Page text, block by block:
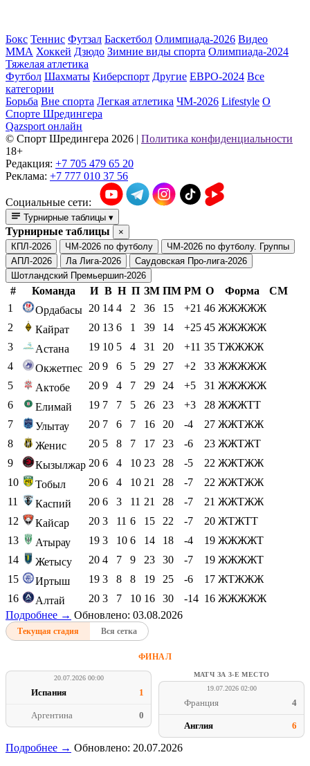
Бокс Теннис Футзал Баскетбол Олимпиада-2026 Видео
ММА Хоккей Дзюдо Зимние виды спорта Олимпиада-2024
Тяжелая атлетика
Футбол Шахматы Киберспорт Другие ЕВРО-2024 Все
категории
Борьба Вне спорта Легкая атлетика ЧМ-2026 Lifestyle О
Спорте Шредингера
Qazsport онлайн
© Cпорт Шредингера 2026 | Политика конфиденциальности
18+
Редакция: +7 705 479 65 20
Реклама: +7 777 010 37 56
Социальные сети:
Турнирные таблицы ▾
Турнирные таблицы
×
КПЛ-2026
ЧМ-2026 по футболу
ЧМ-2026 по футболу. Группы
АПЛ-2026
Ла Лига-2026
Саудовская Про-лига-2026
Шотландский Премьершип-2026
# Команда И В Н П ЗМ ПМ РМ О Форма
СМ
1
Ордабасы 20 14 4 2 36 15 +21 46 ЖЖЖЖЖ
2
Кайрат 20 13 6 1 39 14 +25 45 ЖЖЖЖЖ
3
Астана 19 10 5 4 31 20 +11 35 ТЖЖЖЖ
4
Окжетпес 20 9 6 5 29 27 +2 33 ЖЖЖЖЖ
5
Актобе 20 9 4 7 29 24 +5 31 ЖЖЖЖЖ
6
Елимай 19 7 7 5 26 23 +3 28 ЖЖЖТТ
7
Улытау 20 7 6 7 16 20 -4 27 ЖЖТЖЖ
8
Женис 20 5 8 7 17 23 -6 23 ЖЖТЖТ
9
Кызылжар 20 6 4 10 23 28 -5 22 ЖЖТЖЖ
10
Тобыл 20 6 4 10 21 28 -7 22 ЖЖТЖЖ
11
Каспий 20 6 3 11 21 28 -7 21 ЖЖТЖЖ
12
Кайсар 20 3 11 6 15 22 -7 20 ЖТЖТТ
13
Атырау 19 3 10 6 14 18 -4 19 ЖЖЖЖТ
14
Жетысу 20 4 7 9 23 30 -7 19 ЖЖЖЖТ
15
Иртыш 19 3 8 8 19 25 -6 17 ЖТЖЖЖ
16
Алтай 20 3 7 10 16 30 -14 16 ЖЖЖЖЖ
Подробнее → Обновлено: 03.08.2026
Текущая стадия Вся сетка
ФИНАЛ
20.07.2026 00:00
Испания 1
Аргентина 0
МАТЧ ЗА 3-Е МЕСТО
19.07.2026 02:00
Франция 4
Англия 6
Подробнее → Обновлено: 20.07.2026